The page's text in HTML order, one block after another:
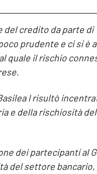
del credito da parte di
prudente e ci si è
quale il rischio
I risultò
e della rischiosità
dei partecipanti al
del settore bancario,